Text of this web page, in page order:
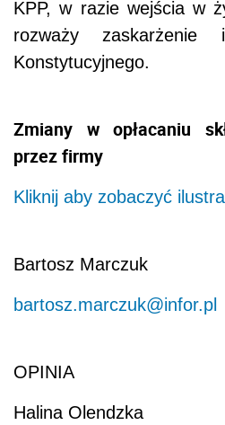
KPP, w razie wejścia w
rozważy zaskarżenie
Konstytucyjnego.
Zmiany w opłacaniu
przez firmy
Kliknij aby zobaczyć
Bartosz Marczuk
bartosz.marczuk@infor.pl
OPINIA
Halina Olendzka